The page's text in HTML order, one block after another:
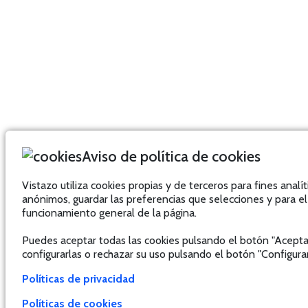
Aviso de política de cookies
Vistazo utiliza cookies propias y de terceros para fines
anónimos, guardar las preferencias que selecciones y para el
funcionamiento general de la página.
Puedes aceptar todas las cookies pulsando el botón
configurarlas o rechazar su uso pulsando el botón
Políticas de privacidad
Políticas de cookies